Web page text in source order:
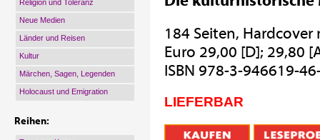
Religion und Toleranz
Neue Medien
Länder und Reisen
Kultur
Märchen, Sagen, Legenden
Holocaust und Emigration
Reihen:
184 Seiten,
Euro 29,00 [D]; 29,80
ISBN 978-3-946619-
LIEFERBAR